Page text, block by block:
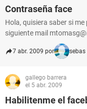
Contraseña face
Hola, quisiera saber si
siguiente mail
7 abr. 2009 por sebas
gallego barrera
el 5 abr. 2009
Habilitenme el